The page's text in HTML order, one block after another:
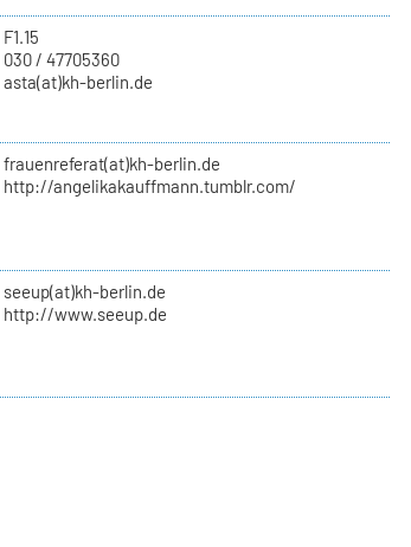
F1.15
030 / 47705360
asta(at)kh-berlin.de
frauenreferat(at)kh-berlin.de
http://angelikakauffmann.tumblr.com/
seeup(at)kh-berlin.de
http://www.seeup.de